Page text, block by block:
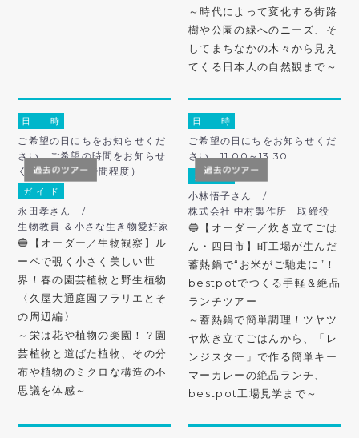
～時代によって変化する街路
樹や公園の緑へのニーズ、そ
してまちなかの木々から見え
てくる日本人の自然観まで～
日 時
ご希望の日にちをお知らせくだ
さい。ご希望の時間をお知らせ
ください。（2時間程度）
ガ イ ド
永田孝さん /
生物教員 ＆小さな生き物愛好家
🔵【オーダー／生物観察】ル
ーペで覗く小さく美しい世
界！春の園芸植物と野生植物
〈久屋大通庭園フラリエとそ
の周辺編〉
～栄は花や植物の楽園！？園
芸植物と道ばた植物、その分
布や植物のミクロな構造の不
思議を体感～
日 時
ご希望の日にちをお知らせくだ
さい。11:00～13:30
ガ イ ド
小林悟子さん /
株式会社 中村製作所 取締役
🔵【オーダー／炊き立てごは
ん・四日市】町工場が生んだ
蓄熱鍋で“お米がご馳走に”！
bestpotでつくる手軽＆絶品
ランチツアー
～蓄熱鍋で簡単調理！ツヤツ
ヤ炊き立てごはんから、「レ
ンジスター」で作る簡単キー
マーカレーの絶品ランチ、
bestpot工場見学まで～